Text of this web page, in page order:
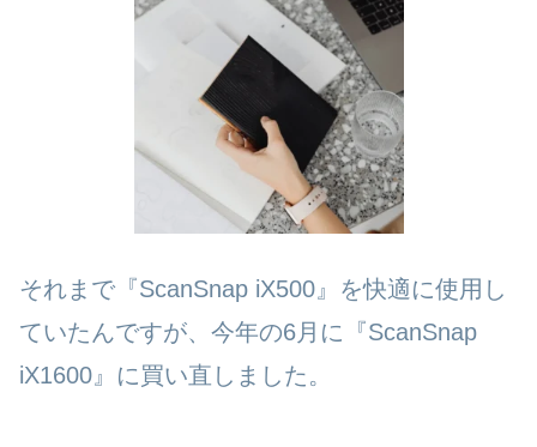
それまで『ScanSnap iX500』を快適に使用し
ていたんですが、今年の6月に『ScanSnap
iX1600』に買い直しました。